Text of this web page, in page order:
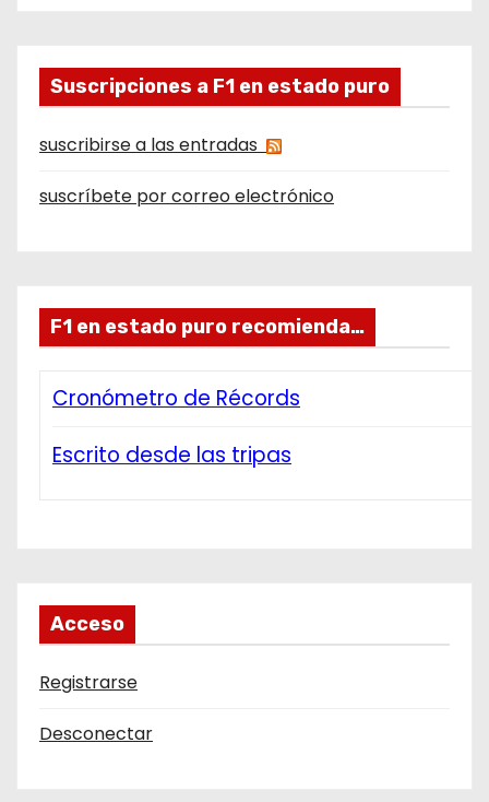
Suscripciones a F1 en estado puro
suscribirse a las entradas
suscríbete por correo electrónico
F1 en estado puro recomienda…
Cronómetro de Récords
Escrito desde las tripas
Acceso
Registrarse
Desconectar